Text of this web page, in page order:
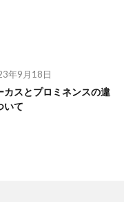
年9月18日
カスとプロミネンスの違
いて